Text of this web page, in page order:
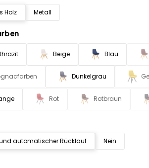
Holz Metall
Beige Blau
Dunkelgrau
Rot Rotbraun
und automatischer Rücklauf Nein